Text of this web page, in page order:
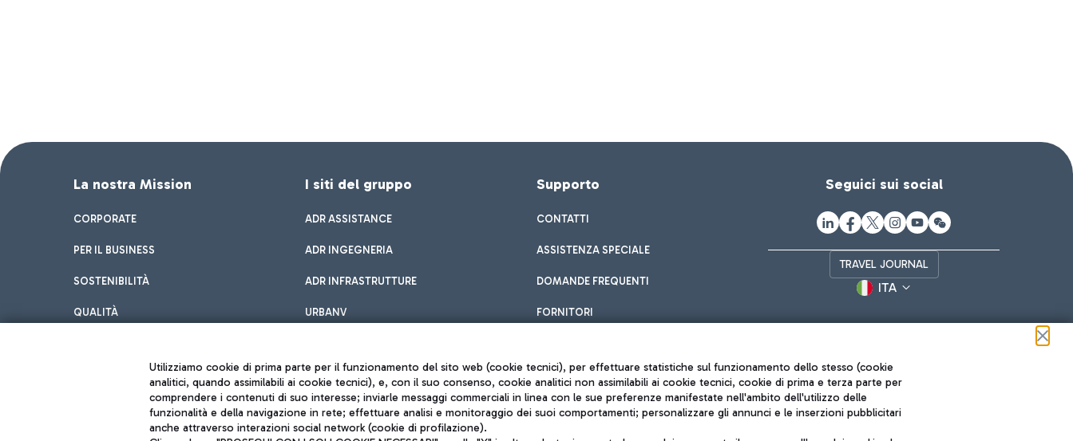
La nostra Mission
CORPORATE
PER IL BUSINESS
SOSTENIBILITÀ
QUALITÀ
I siti del gruppo
ADR ASSISTANCE
ADR INGEGNERIA
ADR INFRASTRUTTURE
URBANV
Supporto
CONTATTI
ASSISTENZA SPECIALE
DOMANDE FREQUENTI
FORNITORI
Seguici sui social
TRAVEL JOURNAL
ITA
Utilizziamo cookie di prima parte per il funzionamento del sito web (cookie tecnici), per effettuare statistiche sul funzionamento dello stesso (cookie
analitici, quando assimilabili ai cookie tecnici), e, con il suo consenso, cookie analitici non assimilabili ai cookie tecnici, cookie di prima e terza parte per
comprendere i contenuti di suo interesse; inviarle messaggi commerciali in linea con le sue preferenze manifestate nell'ambito dell'utilizzo delle
funzionalità e della navigazione in rete; effettuare analisi e monitoraggio dei suoi comportamenti; personalizzare gli annunci e le inserzioni pubblicitari
anche attraverso interazioni social network (cookie di profilazione).